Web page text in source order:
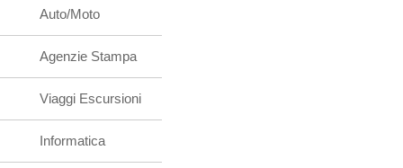
Auto/Moto
Agenzie Stampa
Viaggi Escursioni
Informatica